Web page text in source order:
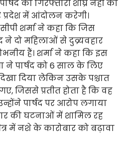
की गिरफ्तारी शीघ्र नहीं की
प्रदेश में आंदोलन करेगी।
शर्मा ने कहा कि जिस
ने दो महिलाओं से दुव्र्यवहार
हैं। शर्मा ने कहा कि इस
ने पार्षद को 6 साल के लिए
दिखा दिया लेकिन उसके पश्चात
जिससे प्रतीत होता है कि वह
पार्षद पर आरोप लगाया
की घटनाओं में शामिल रह
में नशे के कारोबार को बढ़ावा